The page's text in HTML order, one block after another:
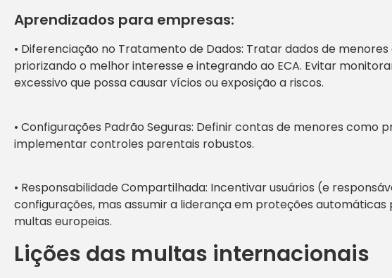
Aprendizados para empresas:
• Diferenciação no Tratamento de Dados: Tratar dados de
priorizando o melhor interesse e integrando ao ECA. Evitar
excessivo que possa causar vícios ou exposição a riscos.
• Configurações Padrão Seguras: Definir contas de menores como
implementar controles parentais robustos.
• Responsabilidade Compartilhada: Incentivar usuários (e
configurações, mas assumir a liderança em proteções
multas europeias.
Lições das multas internacionais